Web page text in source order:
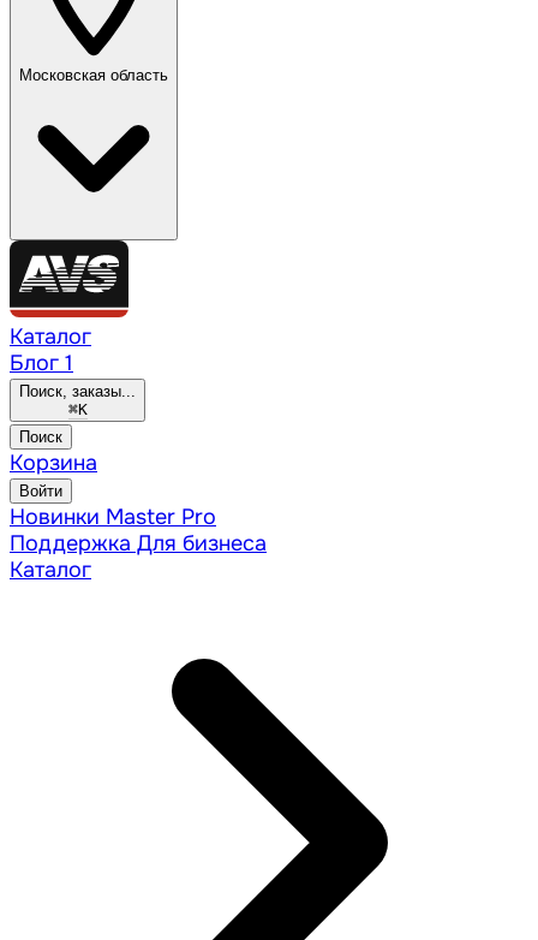
Московская область
Каталог
Блог 1
Поиск, заказы...
⌘K
Поиск
Корзина
Войти
Новинки Master Pro
Поддержка Для бизнеса
Каталог